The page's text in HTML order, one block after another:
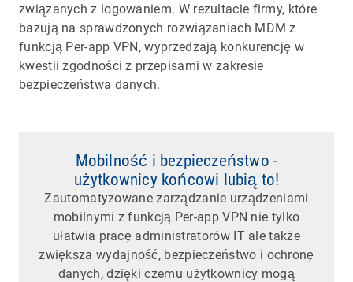
związanych z logowaniem. W rezultacie firmy, które
bazują na sprawdzonych rozwiązaniach MDM z
funkcją Per-app VPN, wyprzedzają konkurencję w
kwestii zgodności z przepisami w zakresie
bezpieczeństwa danych.
Mobilność i bezpieczeństwo -
użytkownicy końcowi lubią to!
Zautomatyzowane zarządzanie urządzeniami
mobilnymi z funkcją Per-app VPN nie tylko
ułatwia pracę administratorów IT ale także
zwiększa wydajność, bezpieczeństwo i ochronę
danych, dzięki czemu użytkownicy mogą